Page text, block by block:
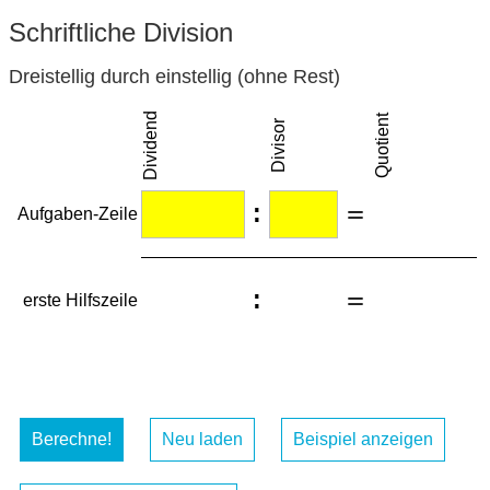
Schriftliche Division
Dreistellig durch einstellig (ohne Rest)
Dividend Divisor Quotient
Aufgaben-Zeile ∶ ＝
erste Hilfszeile ∶ ＝